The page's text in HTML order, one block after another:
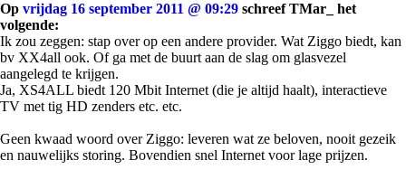
Op vrijdag 16 september 2011 @ 09:29 schreef TMar_ het
volgende:
Ik zou zeggen: stap over op een andere provider. Wat Ziggo biedt, kan
bv XX4all ook. Of ga met de buurt aan de slag om glasvezel
aangelegd te krijgen.
Ja, XS4ALL biedt 120 Mbit Internet (die je altijd haalt), interactieve
TV met tig HD zenders etc. etc.
Geen kwaad woord over Ziggo: leveren wat ze beloven, nooit gezeik
en nauwelijks storing. Bovendien snel Internet voor lage prijzen.